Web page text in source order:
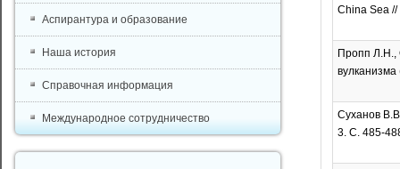
China Sea //
Пропп Л.Н.,
Суханов
3. C. 485-
Аспирантура и образование
Наша история
Справочная информация
Международное сотрудничество